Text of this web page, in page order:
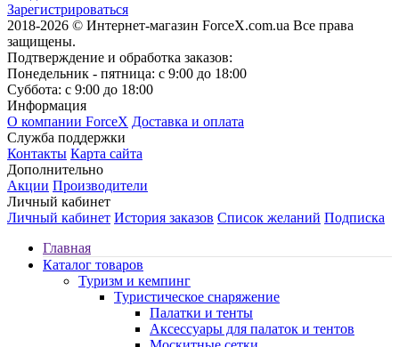
Зарегистрироваться
2018-2026 © Интернет-магазин ForceX.com.ua Все права
защищены.
Подтверждение и обработка заказов:
Понедельник - пятница: с 9:00 до 18:00
Суббота: с 9:00 до 18:00
Информация
О компании ForceX Доставка и оплата
Служба поддержки
Контакты Карта сайта
Дополнительно
Акции Производители
Личный кабинет
Личный кабинет История заказов Список желаний Подписка
Главная
Каталог товаров
Туризм и кемпинг
Туристическое снаряжение
Палатки и тенты
Аксессуары для палаток и тентов